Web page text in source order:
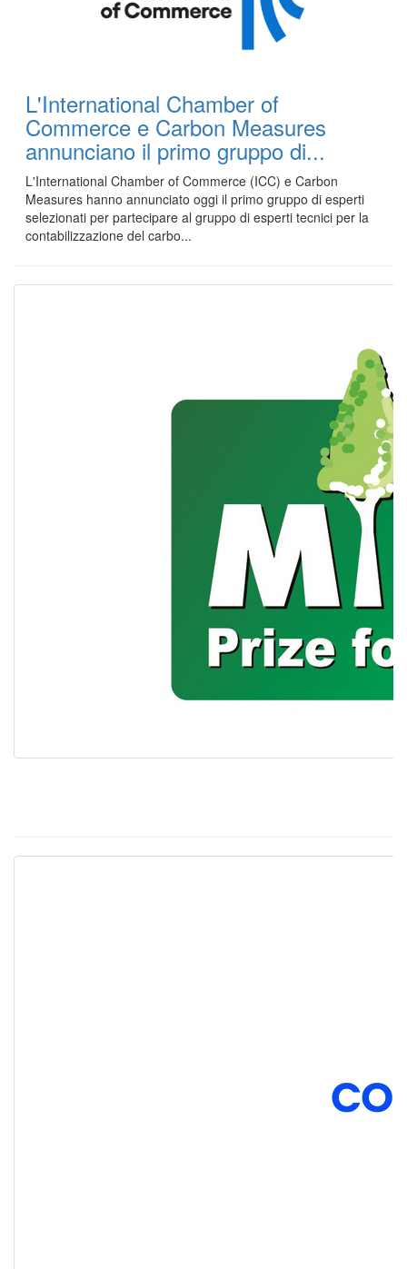
L'International Chamber of
Commerce e Carbon Measures
annunciano il primo gruppo di...
L'International Chamber of Commerce (ICC) e Carbon
Measures hanno annunciato oggi il primo gruppo di esperti
selezionati per partecipare al gruppo di esperti tecnici per la
contabilizzazione del carbo...